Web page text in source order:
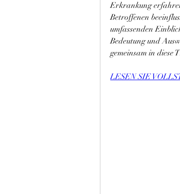
Erkrankung
Betroffenen
umfassenden
Bedeutung und
gemeinsam in diese
LESEN SIE